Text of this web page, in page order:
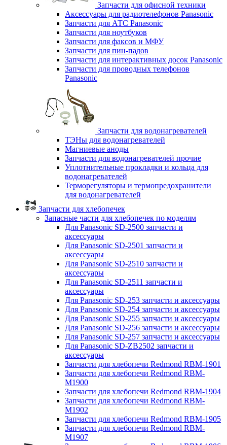
Запчасти для офисной техники
Аксессуары для радиотелефонов Panasonic
Запчасти для АТС Panasonic
Запчасти для ноутбуков
Запчасти для факсов и МФУ
Запчасти для пин-падов
Запчасти для интерактивных досок Panasonic
Запчасти для проводных телефонов
Panasonic
Запчасти для водонагревателей
ТЭНы для водонагревателей
Магниевые аноды
Запчасти для водонагревателей прочие
Уплотнительные прокладки и кольца для
водонагревателей
Терморегуляторы и термопредохранители
для водонагревателей
Запчасти для хлебопечек
Запасные части для хлебопечек по моделям
Для Panasonic SD-2500 запчасти и
аксессуары
Для Panasonic SD-2501 запчасти и
аксессуары
Для Panasonic SD-2510 запчасти и
аксессуары
Для Panasonic SD-2511 запчасти и
аксессуары
Для Panasonic SD-253 запчасти и аксессуары
Для Panasonic SD-254 запчасти и аксессуары
Для Panasonic SD-255 запчасти и аксессуары
Для Panasonic SD-256 запчасти и аксессуары
Для Panasonic SD-257 запчасти и аксессуары
Для Panasonic SD-ZB2502 запчасти и
аксессуары
Запчасти для хлебопечи Redmond RBM-1901
Запчасти для хлебопечи Redmond RBM-
M1900
Запчасти для хлебопечи Redmond RBM-1904
Запчасти для хлебопечи Redmond RBM-
M1902
Запчасти для хлебопечи Redmond RBM-1905
Запчасти для хлебопечи Redmond RBM-
M1907